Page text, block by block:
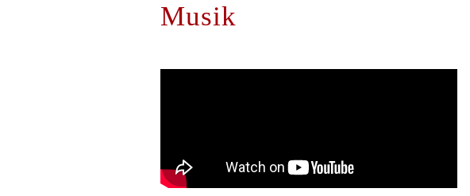
Musik